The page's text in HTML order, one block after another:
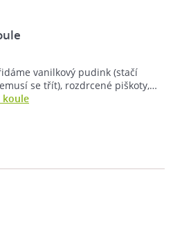
vanilkový pudink (stačí
se třít), rozdrcené piškoty,…
koule